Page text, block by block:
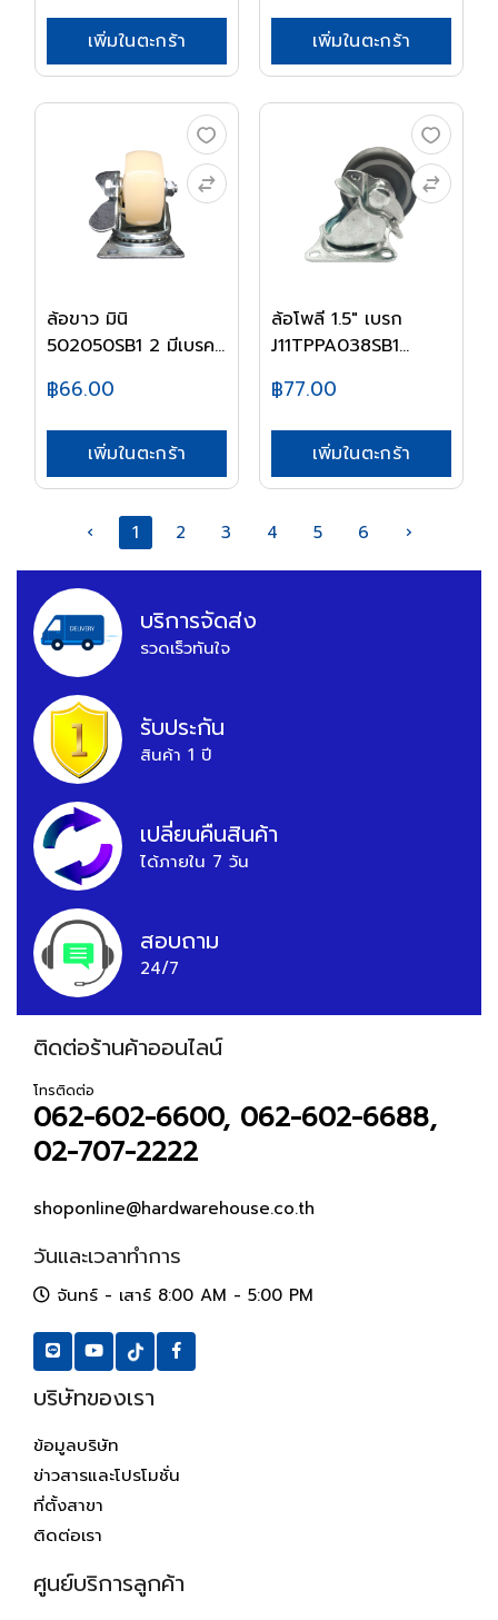
เพิ่มในตะกร้า เพิ่มในตะกร้า
ล้อขาว มินิ
502050SB1 2 มีเบรค
฿66.00
เพิ่มในตะกร้า
ล้อโพลี 1.5" เบรก
J11TPPA038SB1
฿77.00
เพิ่มในตะกร้า
‹ 1 2 3 4 5 6 ›
บริการจัดส่ง
รวดเร็วทันใจ
รับประกัน
สินค้า 1 ปี
เปลี่ยนคืนสินค้า
ได้ภายใน 7 วัน
สอบถาม
24/7
ติดต่อร้านค้าออนไลน์
โทรติดต่อ
062-602-6600, 062-602-6688,
02-707-2222
shoponline@hardwarehouse.co.th
วันและเวลาทำการ
จันทร์ - เสาร์ 8:00 AM - 5:00 PM
บริษัทของเรา
ข้อมูลบริษัท
ข่าวสารและโปรโมชั่น
ที่ตั้งสาขา
ติดต่อเรา
ศูนย์บริการลูกค้า